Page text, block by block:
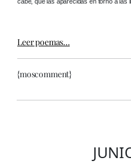
cabe, que las aparecidas en torno a las
Leer poemas…
{moscomment}